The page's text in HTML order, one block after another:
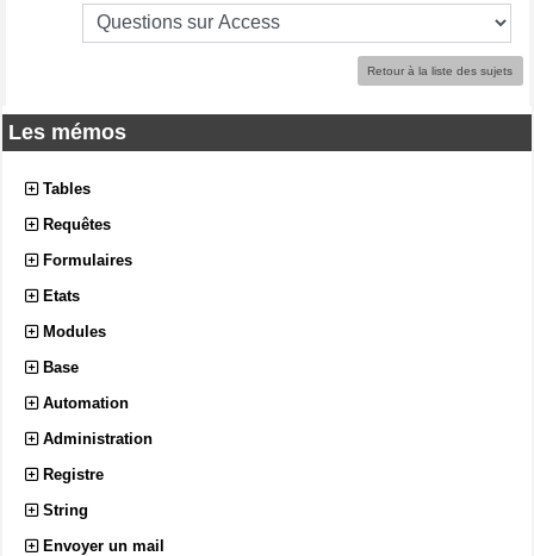
Les mémos
Tables
Requêtes
Formulaires
Etats
Modules
Base
Automation
Administration
Registre
String
Envoyer un mail
Retour à la liste des sujets